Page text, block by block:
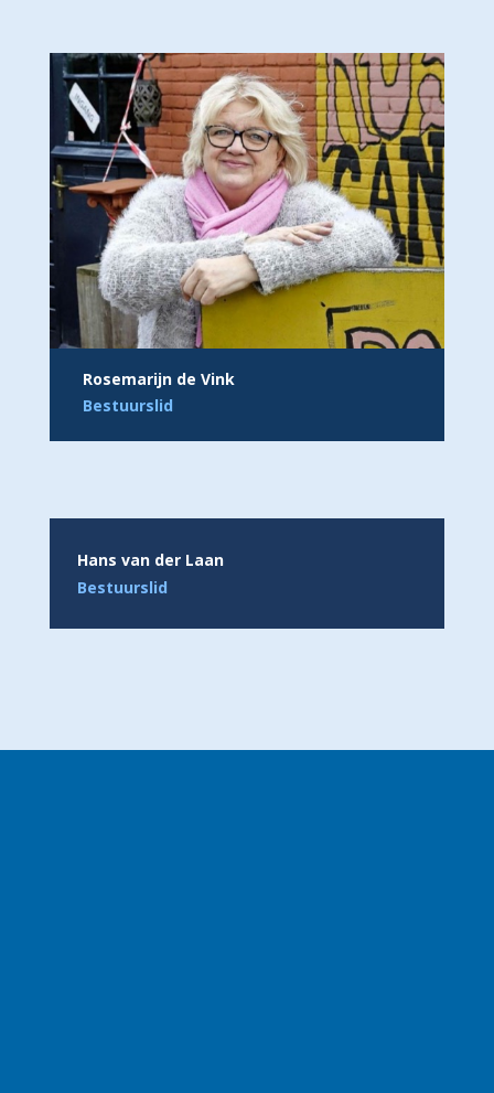
Rosemarijn de Vink
Bestuurslid
Hans van der Laan
Bestuurslid